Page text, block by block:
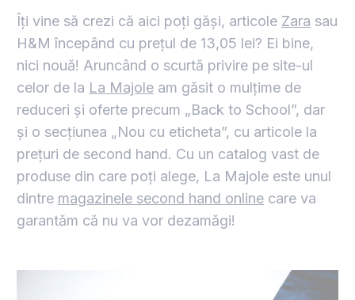
Îți vine să crezi că aici poți găși, articole Zara sau
H&M începând cu prețul de 13,05 lei? Ei bine,
nici nouă! Aruncând o scurtă privire pe site-ul
celor de la La Majole am găsit o mulțime de
reduceri și oferte precum „Back to School”, dar
și o secțiunea „Nou cu eticheta”, cu articole la
prețuri de second hand. Cu un catalog vast de
produse din care poți alege, La Majole este unul
dintre magazinele second hand online care va
garantăm că nu va vor dezamăgi!